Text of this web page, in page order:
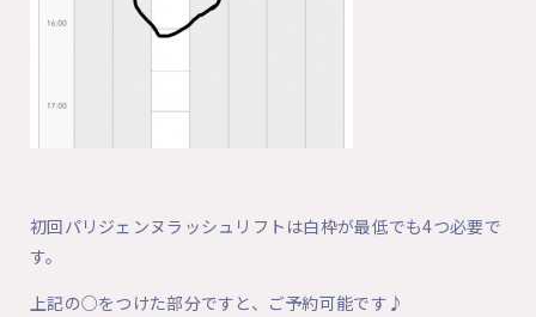
初回パリジェンヌラッシュリフトは白枠が最低でも4つ必要で
す。
上記の○をつけた部分ですと、ご予約可能です♪